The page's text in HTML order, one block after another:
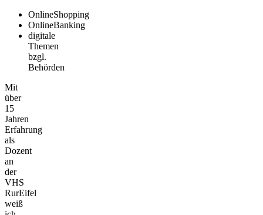
OnlineShopping
OnlineBanking
digitale
Themen
bzgl.
Behörden
Mit
über
15
Jahren
Erfahrung
als
Dozent
an
der
VHS
RurEifel
weiß